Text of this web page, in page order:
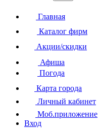
Главная
Каталог фирм
Акции/скидки
Афиша
Погода
Карта города
Личный кабинет
Моб.приложение
Вход